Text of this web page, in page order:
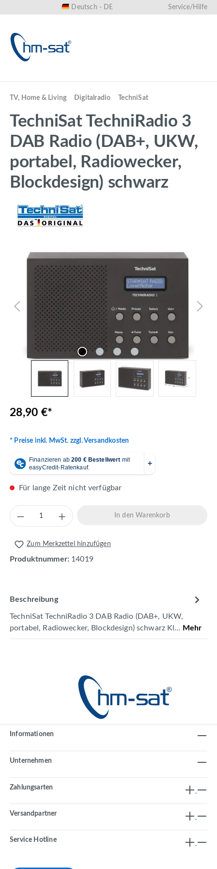
Deutsch - DE Service/Hilfe
TV, Home & Living Digitalradio TechniSat
TechniSat TechniRadio 3
DAB Radio (DAB+, UKW,
portabel, Radiowecker,
Blockdesign) schwarz
Bildergalerie überspringen
28,90 €*
* Preise inkl. MwSt. zzgl. Versandkosten
Für lange Zeit nicht verfügbar
Produkt Anzahl: Gib den gewünschten
In den Warenkorb
Zum Merkzettel hinzufügen
Produktnummer: 14019
Beschreibung
TechniSat TechniRadio 3 DAB Radio (DAB+, UKW,
portabel, Radiowecker, Blockdesign) schwarz Kl… Mehr
Informationen
Unternehmen
Zahlungsarten
Versandpartner
Service Hotline